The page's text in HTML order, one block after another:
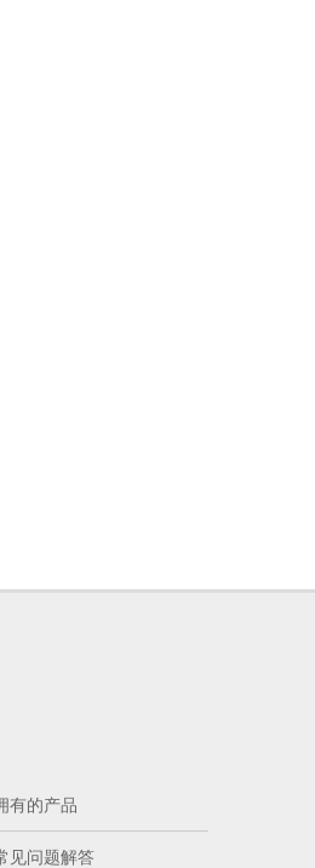
有的产品
见问题解答